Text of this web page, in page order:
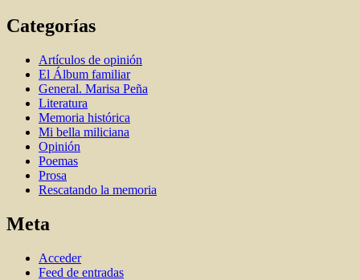
Categorías
Artí­culos de opinión
El Álbum familiar
General. Marisa Peña
Literatura
Memoria histórica
Mi bella miliciana
Opinión
Poemas
Prosa
Rescatando la memoria
Meta
Acceder
Feed de entradas